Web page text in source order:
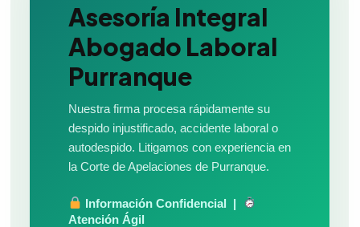
Asesoría Integral
Abogado Laboral
Purranque
Nuestra firma procesa rápidamente su
despido injustificado, accidente laboral o
autodespido. Litigamos con experiencia en
la Corte de Apelaciones de Purranque.
Información Confidencial |
Atención Ágil